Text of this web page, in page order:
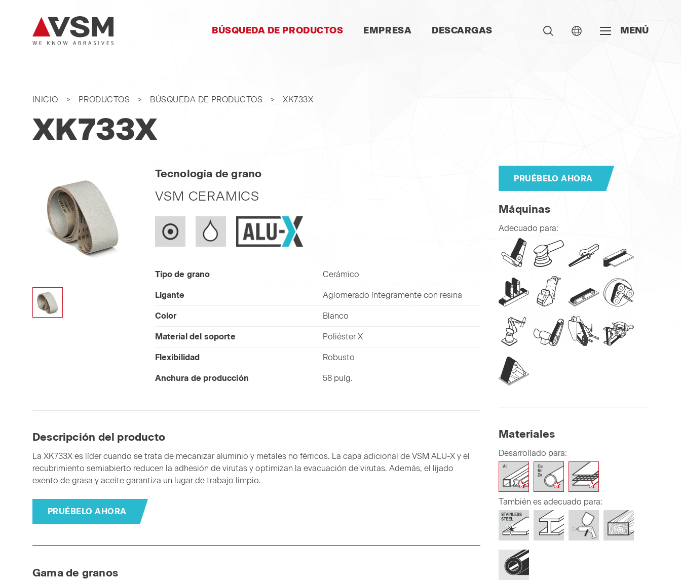
SALTAR
BÚSQUEDA DE PRODUCTOS EMPRESA DESCARGAS MENÚ
INICIO PRODUCTOS BÚSQUEDA DE PRODUCTOS XK733X
XK733X
Tecnología de grano
VSM CERAMICS
Tipo de grano Cerámico
Ligante Aglomerado íntegramente con resina
Color Blanco
Material del soporte Poliéster X
Flexibilidad Robusto
Anchura de producción 58 pulg.
Descripción del producto
La XK733X es líder cuando se trata de mecanizar aluminio y metales no férricos. La capa adicional de VSM ALU-X y el
recubrimiento semiabierto reducen la adhesión de virutas y optimizan la evacuación de virutas. Además, el lijado
exento de grasa y aceite garantiza un lugar de trabajo limpio.
PRUÉBELO AHORA
Gama de granos
PRUÉBELO AHORA
Máquinas
Adecuado para:
Materiales
Desarrollado para:
También es adecuado para: